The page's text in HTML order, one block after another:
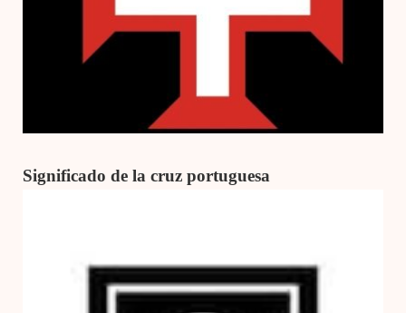
Significado de la cruz portuguesa